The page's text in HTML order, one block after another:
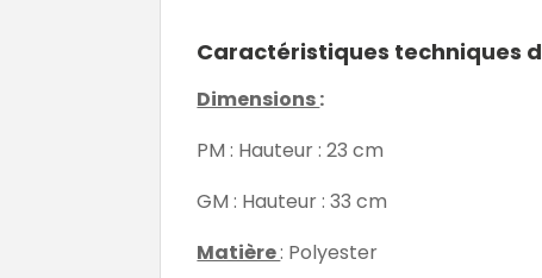
Caractéristiques techniques
Dimensions:
PM : Hauteur : 23 cm
GM : Hauteur : 33 cm
Matière: Polyester